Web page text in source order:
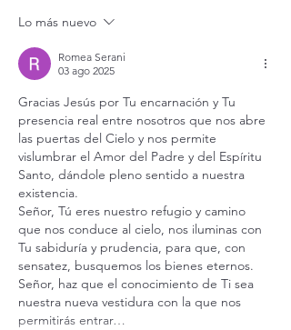
Lo más nuevo
Romea Serani
03 ago 2025
Gracias Jesús por Tu encarnación y Tu
presencia real entre nosotros que nos abre
las puertas del Cielo y nos permite
vislumbrar el Amor del Padre y del Espíritu
Santo, dándole pleno sentido a nuestra
existencia.
Señor, Tú eres nuestro refugio y camino
que nos conduce al cielo, nos iluminas con
Tu sabiduría y prudencia, para que, con
sensatez, busquemos los bienes eternos.
Señor, haz que el conocimiento de Ti sea
nuestra nueva vestidura con la que nos
permitirás entrar…